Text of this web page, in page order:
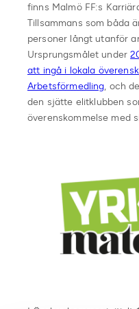
finns Malmö FF:s
Tillsammans som båda
personer långt utanför
Ursprungsmålet under
att ingå i lokala
Arbetsförmedling, och
den sjätte elitklubben
överenskommelse med